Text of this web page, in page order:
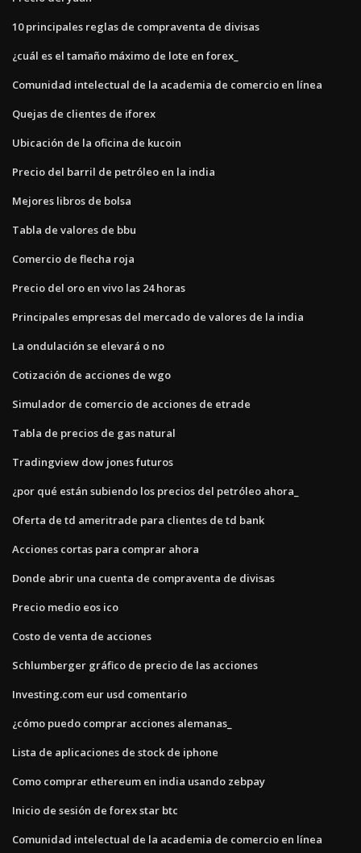
10 principales reglas de compraventa de divisas
¿cuál es el tamaño máximo de lote en forex_
Comunidad intelectual de la academia de comercio en línea
Quejas de clientes de iforex
Ubicación de la oficina de kucoin
Precio del barril de petróleo en la india
Mejores libros de bolsa
Tabla de valores de bbu
Comercio de flecha roja
Precio del oro en vivo las 24 horas
Principales empresas del mercado de valores de la india
La ondulación se elevará o no
Cotización de acciones de wgo
Simulador de comercio de acciones de etrade
Tabla de precios de gas natural
Tradingview dow jones futuros
¿por qué están subiendo los precios del petróleo ahora_
Oferta de td ameritrade para clientes de td bank
Acciones cortas para comprar ahora
Donde abrir una cuenta de compraventa de divisas
Precio medio eos ico
Costo de venta de acciones
Schlumberger gráfico de precio de las acciones
Investing.com eur usd comentario
¿cómo puedo comprar acciones alemanas_
Lista de aplicaciones de stock de iphone
Como comprar ethereum en india usando zebpay
Inicio de sesión de forex star btc
Comunidad intelectual de la academia de comercio en línea